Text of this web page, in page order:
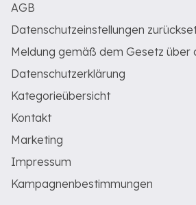
AGB
Datenschutzeinstellungen
Meldung gemäß dem Gesetz über
Datenschutzerklärung
Kategorieübersicht
Kontakt
Marketing
Impressum
Kampagnenbestimmungen